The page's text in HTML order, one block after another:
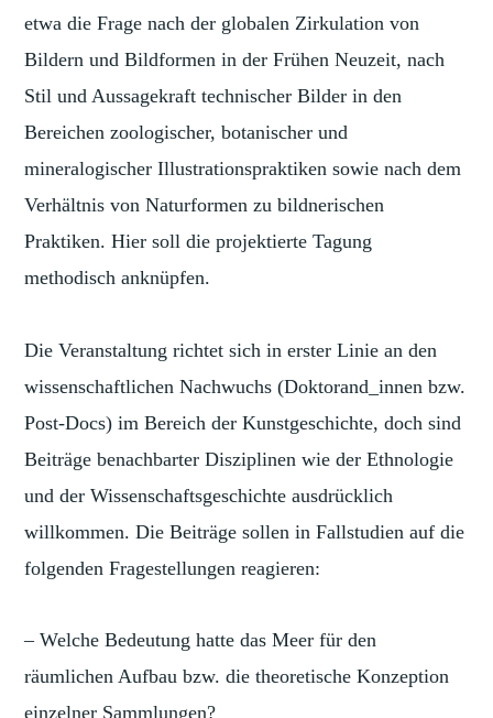
etwa die Frage nach der globalen Zirkulation von
Bildern und Bildformen in der Frühen Neuzeit, nach
Stil und Aussagekraft technischer Bilder in den
Bereichen zoologischer, botanischer und
mineralogischer Illustrationspraktiken sowie nach dem
Verhältnis von Naturformen zu bildnerischen
Praktiken. Hier soll die projektierte Tagung
methodisch anknüpfen.
Die Veranstaltung richtet sich in erster Linie an den
wissenschaftlichen Nachwuchs (Doktorand_innen bzw.
Post-Docs) im Bereich der Kunstgeschichte, doch sind
Beiträge benachbarter Disziplinen wie der Ethnologie
und der Wissenschaftsgeschichte ausdrücklich
willkommen. Die Beiträge sollen in Fallstudien auf die
folgenden Fragestellungen reagieren:
– Welche Bedeutung hatte das Meer für den
räumlichen Aufbau bzw. die theoretische Konzeption
einzelner Sammlungen?